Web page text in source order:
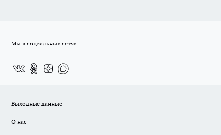
Мы в социальных сетях
Выходные данные
О нас